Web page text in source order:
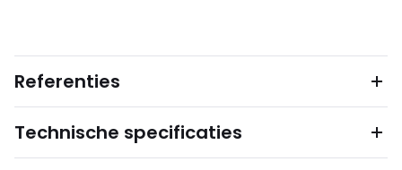
Referenties
Technische specificaties